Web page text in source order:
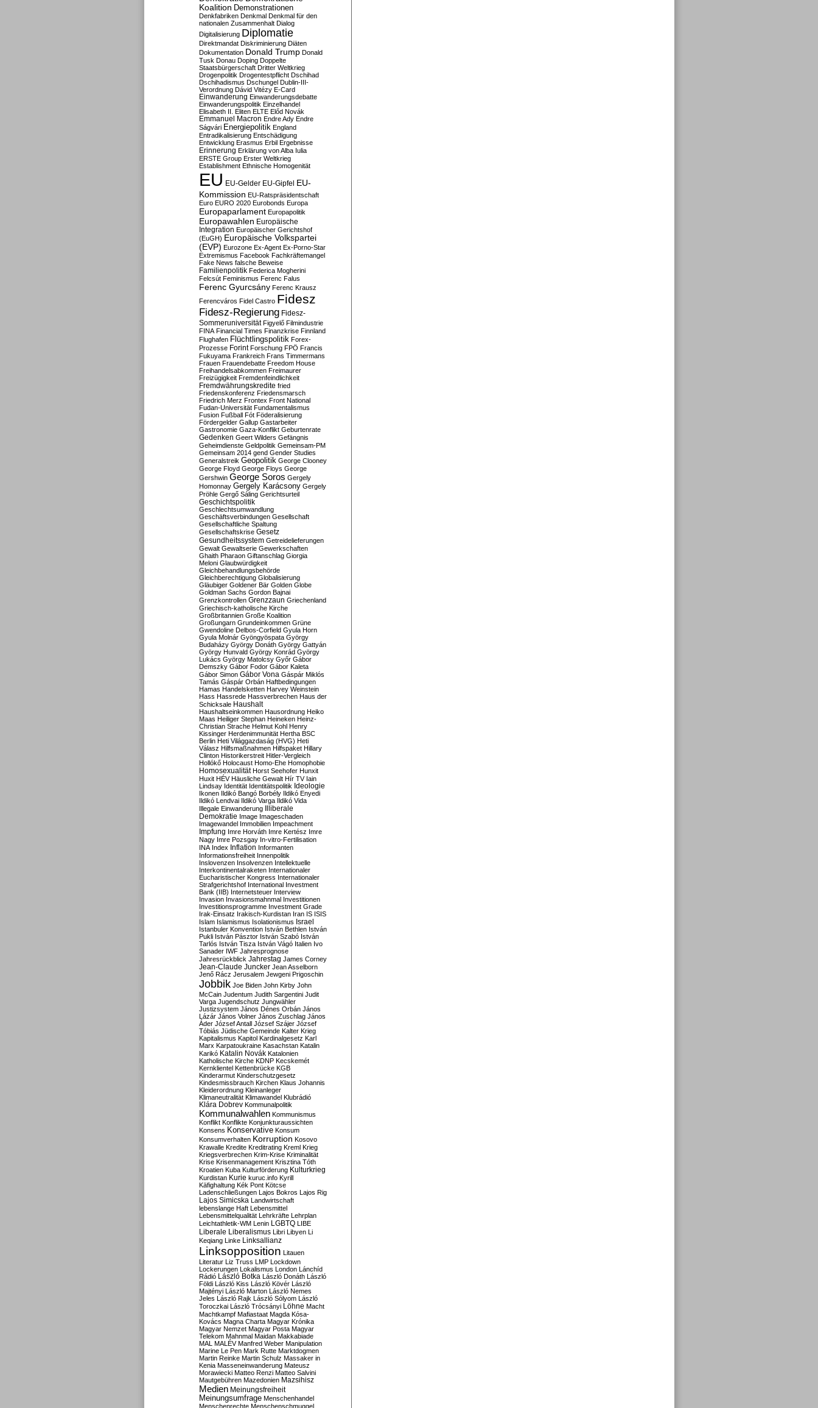
Koalition Demonstrationen
Denkfabriken Denkmal Denkmal für den
nationalen Zusammenhalt Dialog
Digitalisierung Diplomatie
Direktmandat Diskriminierung Diäten
Dokumentation Donald Trump Donald
Tusk Donau Doping Doppelte
Staatsbürgerschaft Dritter Weltkrieg
Drogenpolitik Drogentestpflicht Dschihad
Dschihadismus Dschungel Dublin-III-
Verordnung Dávid Vitézy E-Card
Einwanderung Einwanderungsdebatte
Einwanderungspolitik Einzelhandel
Elisabeth II. Eliten ELTE Előd Novák
Emmanuel Macron Endre Ady Endre
Ságvári Energiepolitik England
Entradikalisierung Entschädigung
Entwicklung Erasmus Erbil Ergebnisse
Erinnerung Erklärung von Alba Iulia
ERSTE Group Erster Weltkrieg
Establishment Ethnische Homogenität
EU EU-Gelder EU-Gipfel EU-
Kommission EU-Ratspräsidentschaft
Euro EURO 2020 Eurobonds Europa
Europaparlament Europapolitik
Europawahlen Europäische
Integration Europäischer Gerichtshof
(EuGH) Europäische Volkspartei
(EVP) Eurozone Ex-Agent Ex-Porno-Star
Extremismus Facebook Fachkräftemangel
Fake News falsche Beweise
Familienpolitik Federica Mogherini
Felcsút Feminismus Ferenc Falus
Ferenc Gyurcsány Ferenc Krausz
Ferencváros Fidel Castro Fidesz
Fidesz-Regierung Fidesz-
Sommeruniversität Figyelő Filmindustrie
FINA Financial Times Finanzkrise Finnland
Flughafen Flüchtlingspolitik Forex-
Prozesse Forint Forschung FPÖ Francis
Fukuyama Frankreich Frans Timmermans
Frauen Frauendebatte Freedom House
Freihandelsabkommen Freimaurer
Freizügigkeit Fremdenfeindlichkeit
Fremdwährungskredite fried
Friedenskonferenz Friedensmarsch
Friedrich Merz Frontex Front National
Fudan-Universität Fundamentalismus
Fusion Fußball Fót Föderalisierung
Fördergelder Gallup Gastarbeiter
Gastronomie Gaza-Konflikt Geburtenrate
Gedenken Geert Wilders Gefängnis
Geheimdienste Geldpolitik Gemeinsam-PM
Gemeinsam 2014 gend Gender Studies
Generalstreik Geopolitik George Clooney
George Floyd George Floys George
Gershwin George Soros Gergely
Homonnay Gergely Karácsony Gergely
Pröhle Gergő Sáling Gerichtsurteil
Geschichtspolitik
Geschlechtsumwandlung
Geschäftsverbindungen Gesellschaft
Gesellschaftliche Spaltung
Gesellschaftskrise Gesetz
Gesundheitssystem Getreidelieferungen
Gewalt Gewaltserie Gewerkschaften
Ghaith Pharaon Giftanschlag Giorgia
Meloni Glaubwürdigkeit
Gleichbehandlungsbehörde
Gleichberechtigung Globalisierung
Gläubiger Goldener Bär Golden Globe
Goldman Sachs Gordon Bajnai
Grenzkontrollen Grenzzaun Griechenland
Griechisch-katholische Kirche
Großbritannien Große Koalition
Großungarn Grundeinkommen Grüne
Gwendoline Delbos-Corfield Gyula Horn
Gyula Molnár Gyöngyöspata György
Budaházy György Donáth György Gattyán
György Hunvald György Konrád György
Lukács György Matolcsy Győr Gábor
Demszky Gábor Fodor Gábor Kaleta
Gábor Simon Gábor Vona Gáspár Miklós
Tamás Gáspár Orbán Haftbedingungen
Hamas Handelsketten Harvey Weinstein
Hass Hassrede Hassverbrechen Haus der
Schicksale Haushalt
Haushaltseinkommen Hausordnung Heiko
Maas Heiliger Stephan Heineken Heinz-
Christian Strache Helmut Kohl Henry
Kissinger Herdenimmunität Hertha BSC
Berlin Heti Világgazdaság (HVG) Heti
Válasz Hilfsmaßnahmen Hilfspaket Hillary
Clinton Historikerstreit Hitler-Vergleich
Hollókő Holocaust Homo-Ehe Homophobie
Homosexualität Horst Seehofer Hunxit
Huxit HÉV Häusliche Gewalt Hír TV Iain
Lindsay Identität Identitätspolitik Ideologie
Ikonen Ildikó Bangó Borbély Ildikó Enyedi
Ildikó Lendvai Ildikó Varga Ildikó Vida
Illegale Einwanderung Illiberale
Demokratie Image Imageschaden
Imagewandel Immobilien Impeachment
Impfung Imre Horváth Imre Kertész Imre
Nagy Imre Pozsgay In-vitro-Fertilisation
INA Index Inflation Informanten
Informationsfreiheit Innenpolitik
Inslovenzen Insolvenzen Intellektuelle
Interkontinentalraketen Internationaler
Eucharistischer Kongress Internationaler
Strafgerichtshof International Investment
Bank (IIB) Internetsteuer Interview
Invasion Invasionsmahnmal Investitionen
Investitionsprogramme Investment Grade
Irak-Einsatz Irakisch-Kurdistan Iran IS ISIS
Islam Islamismus Isolationismus Israel
Istanbuler Konvention István Bethlen István
Pukli István Pásztor István Szabó István
Tarlós István Tisza István Vágó Italien Ivo
Sanader IWF Jahresprognose
Jahresrückblick Jahrestag James Corney
Jean-Claude Juncker Jean Asselborn
Jenő Rácz Jerusalem Jewgeni Prigoschin
Jobbik Joe Biden John Kirby John
McCain Judentum Judith Sargentini Judit
Varga Jugendschutz Jungwähler
Justizsystem János Dénes Orbán János
Lázár János Volner János Zuschlag János
Áder József Antall József Szájer József
Tóbiás Jüdische Gemeinde Kalter Krieg
Kapitalismus Kapitol Kardinalgesetz Karl
Marx Karpatoukraine Kasachstan Katalin
Karikó Katalin Novák Katalonien
Katholische Kirche KDNP Kecskemét
Kernklientel Kettenbrücke KGB
Kinderarmut Kinderschutzgesetz
Kindesmissbrauch Kirchen Klaus Johannis
Kleiderordnung Kleinanleger
Klimaneutralität Klimawandel Klubrádió
Klára Dobrev Kommunalpolitik
Kommunalwahlen Kommunismus
Konflikt Konflikte Konjunkturaussichten
Konsens Konservative Konsum
Konsumverhalten Korruption Kosovo
Krawalle Kredite Kreditrating Kreml Krieg
Kriegsverbrechen Krim-Krise Kriminalität
Krise Krisenmanagement Krisztina Tóth
Kroatien Kuba Kulturförderung Kulturkrieg
Kurdistan Kurie kuruc.info Kyrill
Käfighaltung Kék Pont Kötcse
Ladenschließungen Lajos Bokros Lajos Rig
Lajos Simicska Landwirtschaft
lebenslange Haft Lebensmittel
Lebensmittelqualität Lehrkräfte Lehrplan
Leichtathletik-WM Lenin LGBTQ LIBE
Liberale Liberalismus Libri Libyen Li
Keqiang Linke Linksallianz
Linksopposition Litauen
Literatur Liz Truss LMP Lockdown
Lockerungen Lokalismus London Lánchíd
Rádió
László Botka László Donáth László
Földi László Kiss László Kövér László
Majtényi László Marton László Nemes
Jeles László Rajk László Sólyom László
Toroczkai László Trócsányi Löhne Macht
Machtkampf Mafiastaat Magda Kósa-
Kovács Magna Charta Magyar Krónika
Magyar Nemzet Magyar Posta Magyar
Telekom Mahnmal Maidan Makkabiade
MAL MALÉV Manfred Weber Manipulation
Marine Le Pen Mark Rutte Marktdogmen
Martin Reinke Martin Schulz Massaker in
Kenia Masseneinwanderung Mateusz
Morawiecki Matteo Renzi Matteo Salvini
Mautgebühren Mazedonien Mazsihisz
Medien Meinungsfreiheit
Meinungsumfrage Menschenhandel
Menschenrechte Menschenschmuggel